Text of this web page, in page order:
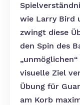
wie Larry Bird
zwingt diese
den Spin des
visuelle Ziel
Übung für
am Korb